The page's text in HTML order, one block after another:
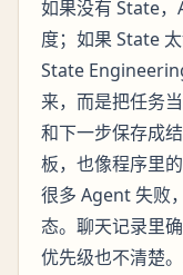
如果没有 State
度；如果 State
State
来，而是把任务
和下一步保存成
板，也像程序里的
很多 Agent 失败
态。聊天记录里
优先级也不清楚